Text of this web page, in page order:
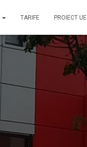
TARIFE PROIECT UE